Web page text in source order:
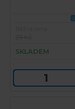
U
SKLADEM